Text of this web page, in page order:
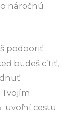
náročnú
podporiť
budeš cítiť,
uvoľní cestu